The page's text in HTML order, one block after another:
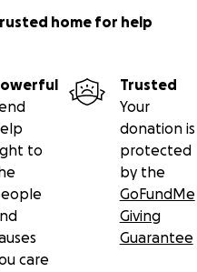
home for help
to
care
Trusted
Your
donation is
protected
by the
GoFundMe
Giving
Guarantee